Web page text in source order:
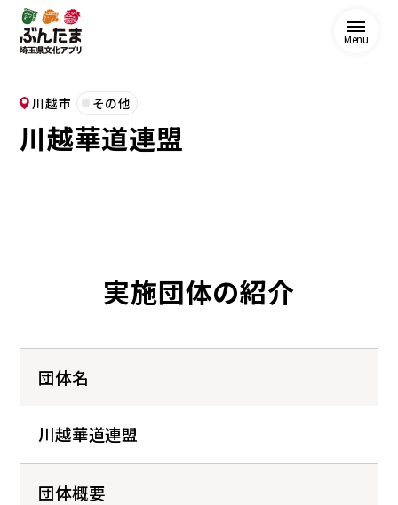
Menu
川越市 その他
川越華道連盟
実施団体の紹介
団体名
川越華道連盟
団体概要